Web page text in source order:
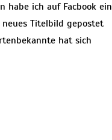
habe ich auf Facbook ein
neues Titelbild gepostet
hat sich